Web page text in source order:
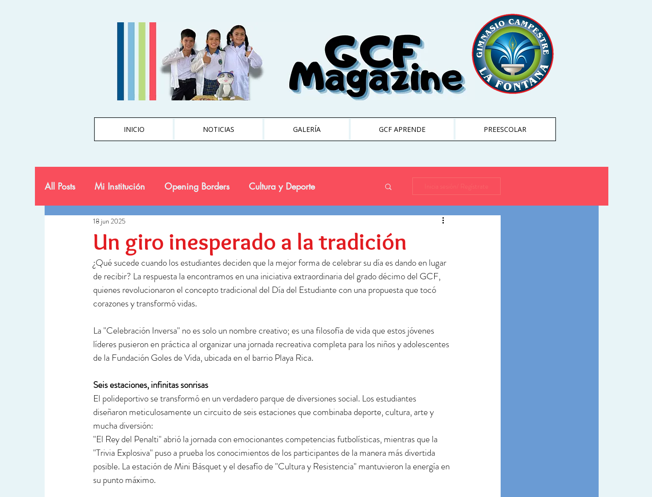
INICIO NOTICIAS GALERÍA GCF APRENDE PREESCOLAR
All Posts Mi Institución Opening Borders Cultura y Deporte
Ciencia y Tecnología
Inicia sesión/ Regístrate
Un giro inesperado a la tradición
18 jun 2025
¿Qué sucede cuando los estudiantes deciden que la mejor forma de celebrar su día es dando en lugar
de recibir? La respuesta la encontramos en una iniciativa extraordinaria del grado décimo del GCF,
quienes revolucionaron el concepto tradicional del Día del Estudiante con una propuesta que tocó
corazones y transformó vidas.
La "Celebración Inversa" no es solo un nombre creativo; es una filosofía de vida que estos jóvenes
líderes pusieron en práctica al organizar una jornada recreativa completa para los niños y adolescentes
de la Fundación Goles de Vida, ubicada en el barrio Playa Rica.
Seis estaciones, infinitas sonrisas
El polideportivo se transformó en un verdadero parque de diversiones social. Los estudiantes
diseñaron meticulosamente un circuito de seis estaciones que combinaba deporte, cultura, arte y
mucha diversión:
"El Rey del Penalti" abrió la jornada con emocionantes competencias futbolísticas, mientras que la
"Trivia Explosiva" puso a prueba los conocimientos de los participantes de la manera más divertida
posible. La estación de Mini Básquet y el desafío de "Cultura y Resistencia" mantuvieron la energía en
su punto máximo.